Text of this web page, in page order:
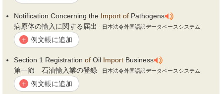
Notification Concerning the Import of Pathogens
病原体の輸入に関する届出 - 日本法令外国語訳データベースシステム
+ 例文帳に追加
Section 1 Registration of Oil Import Business
第一節 石油輸入業の登録 - 日本法令外国語訳データベースシステム
+ 例文帳に追加